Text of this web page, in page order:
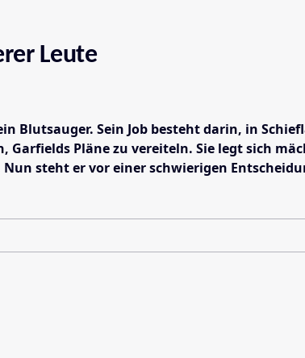
Leute
Blutsauger. Sein Job besteht darin, in
Garfields Pläne zu vereiteln. Sie legt sich
steht er vor einer schwierigen